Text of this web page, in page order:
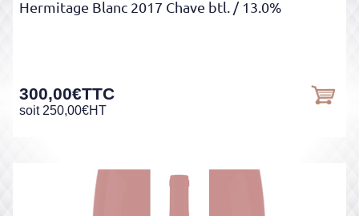
Hermitage Blanc 2017 Chave btl. / 13.0%
300,00€TTC
soit 250,00€HT